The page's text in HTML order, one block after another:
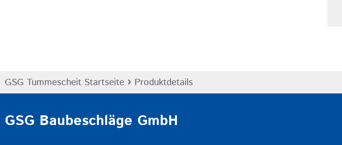
GSG Tummescheit Startseite › Produktdetails
GSG Baubeschläge GmbH